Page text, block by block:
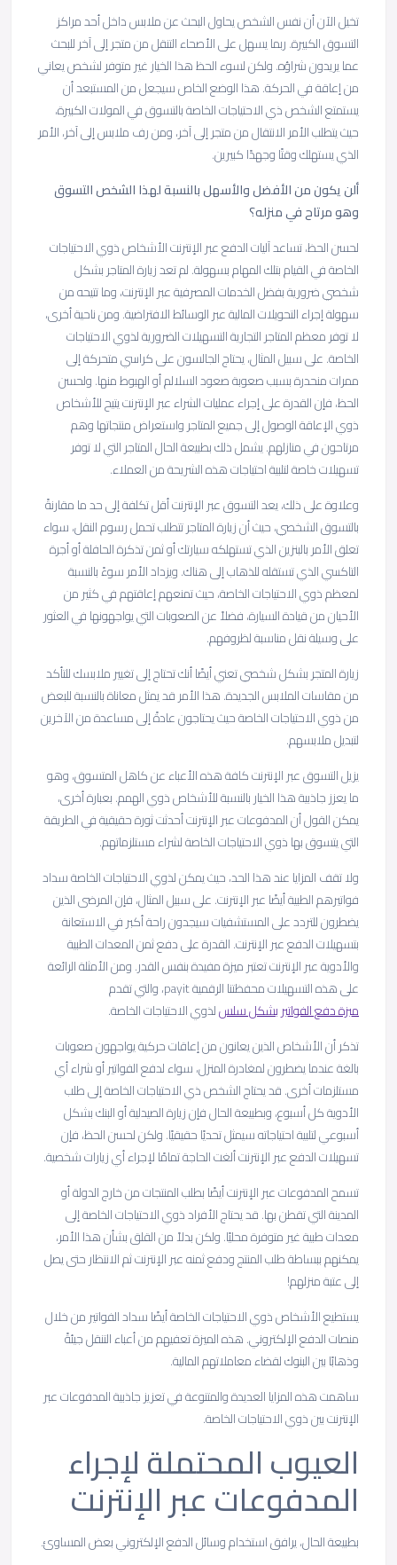
تخيل الآن أن نفس الشخص يحاول البحث عن ملابس داخل أحد مراكز
التسوق الكبيرة. ربما يسهل على الأصحاء التنقل من متجر إلى آخر للبحث
عما يريدون شراؤه. ولكن لسوء الحظ هذا الخيار غير متوفر لشخص يعاني
من إعاقة في الحركة. هذا الوضع الخاص سيجعل من المستبعد أن
يستمتع الشخص ذي الاحتياجات الخاصة بالتسوق في المولات الكبيرة،
حيث يتطلب الأمر الانتقال من متجر إلى آخر، ومن رف ملابس إلى آخر، الأمر
الذي يستهلك وقتًا وجهدًا كبيرين.
ألنيكونمنالأفضلوالأسهلبالنسبةلهذاالشخصالتسوق
وهومرتاحفيمنزله؟
لحسن الحظ، تساعد آليات الدفع عبر الإنترنت الأشخاص ذوي الاحتياجات
الخاصة في القيام بتلك المهام بسهولة. لم تعد زيارة المتاجر بشكل
شخصي ضرورية بفضل الخدمات المصرفية عبر الإنترنت، وما تتيحه من
سهولة إجراء التحويلات المالية عبر الوسائط الافتراضية. ومن ناحية أخرى،
لا توفر معظم المتاجر التجارية التسهيلات الضرورية لذوي الاحتياجات
الخاصة. على سبيل المثال، يحتاج الجالسون على كراسي متحركة إلى
ممرات منحدرة بسبب صعوبة صعود السلالم أو الهبوط منها. ولحسن
الحظ، فإن القدرة على إجراء عمليات الشراء عبر الإنترنت يتيح للأشخاص
ذوي الإعاقة الوصول إلى جميع المتاجر واستعراض منتجاتها وهم
مرتاحون في منازلهم. يشمل ذلك بطبيعة الحال المتاجر التي لا توفر
تسهيلات خاصة لتلبية احتياجات هذه الشريحة من العملاء.
وعلاوة على ذلك، يعد التسوق عبر الإنترنت أقل تكلفة إلى حد ما مقارنةً
بالتسوق الشخصي، حيث أن زيارة المتاجر تتطلب تحمل رسوم النقل، سواء
تعلق الأمر بالبنزين الذي تستهلكه سيارتك أو ثمن تذكرة الحافلة أو أجرة
التاكسي الذي تستقله للذهاب إلى هناك. ويزداد الأمر سوءً بالنسبة
لمعظم ذوي الاحتياجات الخاصة، حيث تمنعهم إعاقتهم في كثير من
الأحيان من قيادة السيارة، فضلاً عن الصعوبات التي يواجهونها في العثور
على وسيلة نقل مناسبة لظروفهم.
زيارة المتجر بشكل شخصي تعني أيضًا أنك تحتاج إلى تغيير ملابسك للتأكد
من مقاسات الملابس الجديدة. هذا الأمر قد يمثل معاناة بالنسبة للبعض
من ذوي الاحتياجات الخاصة حيث يحتاجون عادةً إلى مساعدة من الآخرين
لتبديل ملابسهم.
يزيل التسوق عبر الإنترنت كافة هذه الأعباء عن كاهل المتسوق، وهو
ما يعزز جاذبية هذا الخيار بالنسبة للأشخاص ذوي الهمم. بعبارة أخرى،
يمكن القول أن المدفوعات عبر الإنترنت أحدثت ثورة حقيقية في الطريقة
التي يتسوق بها ذوي الاحتياجات الخاصة لشراء مستلزماتهم.
ولا تقف المزايا عند هذا الحد، حيث يمكن لذوي الاحتياجات الخاصة سداد
فواتيرهم الطبية أيضًا عبر الإنترنت. على سبيل المثال، فإن المرضى الذين
يضطرون للتردد على المستشفيات سيجدون راحة أكبر في الاستعانة
بتسهيلات الدفع عبر الإنترنت. القدرة على دفع ثمن المعدات الطبية
والأدوية عبر الإنترنت تعتبر ميزة مفيدة بنفس القدر. ومن الأمثلة الرائعة
على هذه التسهيلات محفظتنا الرقمية payit، والتي تقدم
ميزة دفع الفواتير بشكل سلسلذوي الاحتياجات الخاصة.
تذكر أن الأشخاص الذين يعانون من إعاقات حركية يواجهون صعوبات
بالغة عندما يضطرون لمغادرة المنزل، سواء لدفع الفواتير أو شراء أي
مستلزمات أخرى. قد يحتاج الشخص ذي الاحتياجات الخاصة إلى طلب
الأدوية كل أسبوع، وبطبيعة الحال فإن زيارة الصيدلية أو البنك بشكل
أسبوعي لتلبية احتياجاته سيمثل تحديًا حقيقيًا. ولكن لحسن الحظ، فإن
تسهيلات الدفع عبر الإنترنت ألغت الحاجة تمامًا لإجراء أي زيارات شخصية.
تسمح المدفوعات عبر الإنترنت أيضًا بطلب المنتجات من خارج الدولة أو
المدينة التي تقطن بها. قد يحتاج الأفراد ذوي الاحتياجات الخاصة إلى
معدات طبية غير متوفرة محليًا. ولكن بدلاً من القلق بشأن هذا الأمر،
يمكنهم ببساطة طلب المنتج ودفع ثمنه عبر الإنترنت ثم الانتظار حتى يصل
إلى عتبة منزلهم!
يستطيع الأشخاص ذوي الاحتياجات الخاصة أيضًا سداد الفواتير من خلال
منصات الدفع الإلكتروني. هذه الميزة تعفيهم من أعباء التنقل جيئةً
وذهابًا بين البنوك لقضاء معاملاتهم المالية.
ساهمت هذه المزايا العديدة والمتنوعة في تعزيز جاذبية المدفوعات عبر
الإنترنت بين ذوي الاحتياجات الخاصة.
العيوبالمحتملةلإجراء
المدفوعاتعبرالإنترنت
بطبيعة الحال، يرافق استخدام وسائل الدفع الإلكتروني بعض المساوئ.